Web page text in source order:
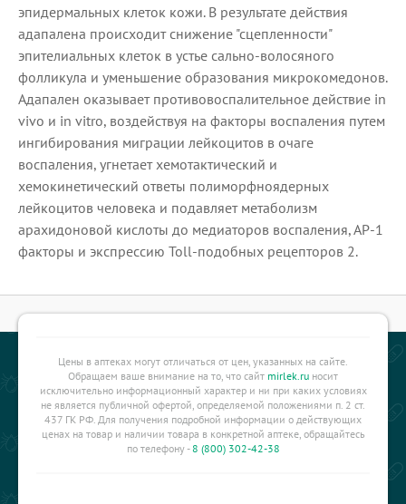
эпидермальных клеток кожи. В результате действия
адапалена происходит снижение "сцепленности"
эпителиальных клеток в устье сально-волосяного
фолликула и уменьшение образования микрокомедонов.
Адапален оказывает противовоспалительное действие in
vivo и in vitro, воздействуя на факторы воспаления путем
ингибирования миграции лейкоцитов в очаге
воспаления, угнетает хемотактический и
хемокинетический ответы полиморфноядерных
лейкоцитов человека и подавляет метаболизм
арахидоновой кислоты до медиаторов воспаления, АР-1
факторы и экспрессию Toll-подобных рецепторов 2.
Цены в аптеках могут отличаться от цен, указанных на сайте.
Обращаем ваше внимание на то, что сайт mirlek.ru носит
исключительно информационный характер и ни при каких условиях
не является публичной офертой, определяемой положениями п. 2 ст.
437 ГК РФ. Для получения подробной информации о действующих
ценах на товар и наличии товара в конкретной аптеке, обращайтесь
по телефону -8 (800) 302-42-38